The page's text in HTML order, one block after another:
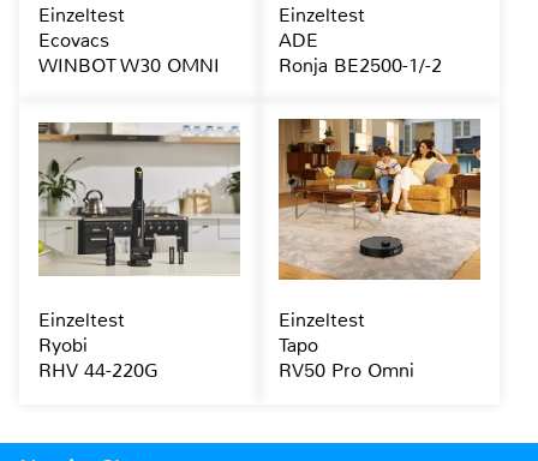
Einzeltest
Ecovacs
WINBOT W30 OMNI
Einzeltest
ADE
Ronja BE2500-1/-2
Einzeltest
Ryobi
RHV 44-220G
Einzeltest
Tapo
RV50 Pro Omni